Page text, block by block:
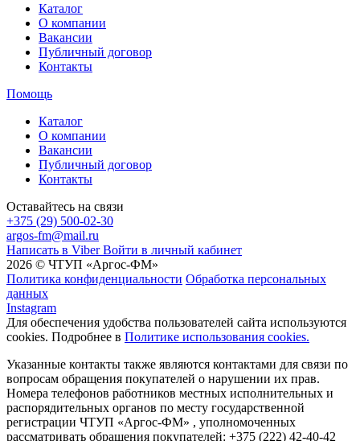
Каталог
О компании
Вакансии
Публичный договор
Контакты
Помощь
Каталог
О компании
Вакансии
Публичный договор
Контакты
Оставайтесь на связи
+375 (29) 500-02-30
argos-fm@mail.ru
Написать в Viber Войти в личный кабинет
2026 © ЧТУП «Аргос-ФМ»
Политика конфиденциальности Обработка персональных
данных
Instagram
Для обеспечения удобства пользователей сайта используются
cookies. Подробнее в Политике использования cookies.
Указанные контакты также являются контактами для связи по
вопросам обращения покупателей о нарушении их прав.
Номера телефонов работников местных исполнительных и
распорядительных органов по месту государственной
регистрации ЧТУП «Аргос-ФМ» , уполномоченных
рассматривать обращения покупателей: +375 (222) 42-40-42